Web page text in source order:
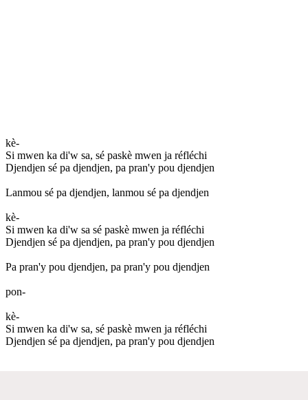
kè-
Si mwen ka di'w sa, sé paskè mwen ja réfléchi
Djendjen sé pa djendjen, pa pran'y pou djendjen
Lanmou sé pa djendjen, lanmou sé pa djendjen
kè-
Si mwen ka di'w sa sé paskè mwen ja réfléchi
Djendjen sé pa djendjen, pa pran'y pou djendjen
Pa pran'y pou djendjen, pa pran'y pou djendjen
pon-
kè-
Si mwen ka di'w sa, sé paskè mwen ja réfléchi
Djendjen sé pa djendjen, pa pran'y pou djendjen